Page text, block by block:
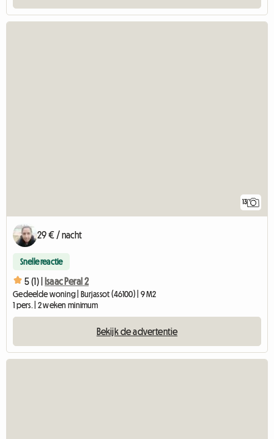
13
29 € / nacht
Snelle reactie
5 (1) | Isaac Peral 2
Gedeelde woning | Burjassot (46100) | 9 M2
1 pers. | 2 weken minimum
Bekijk de advertentie